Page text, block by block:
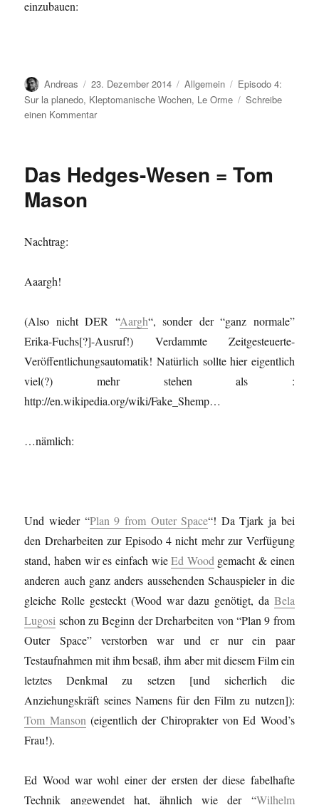
einzubauen:
Autor
Andreas
Veröffentlicht
am
23. Dezember 2014 Kategorien
Allgemein Schlagwörter
Episodo 4:
Sur la planedo, Kleptomanische Wochen, Le Orme
Schreibe
einen Kommentarzu
=
Le
Das Hedges-Wesen = Tom
Mason
Nachtrag:
Aaargh!
(Also nicht DER “Aargh“, sonder der “ganz normale”
Erika-Fuchs[?]-Ausruf!) Verdammte Zeitgesteuerte-
Veröffentlichungsautomatik! Natürlich sollte hier eigentlich
viel(?) mehr stehen als :
http://en.wikipedia.org/wiki/Fake_Shemp…
…nämlich:
Und wieder “Plan 9 from Outer Space“! Da Tjark ja bei
den Dreharbeiten zur Episodo 4 nicht mehr zur Verfügung
stand, haben wir es einfach wieEd Wood gemacht & einen
anderen auch ganz anders aussehenden Schauspieler in die
gleiche Rolle gesteckt (Wood war dazu genötigt, da Bela
Lugosi schon zu Beginn der Dreharbeiten von “Plan 9 from
Outer Space” verstorben war und er nur ein paar
Testaufnahmen mit ihm besaß, ihm aber mit diesem Film ein
letztes Denkmal zu setzen [und sicherlich die
Anziehungskräft seines Namens für den Film zu nutzen]):
Tom Manson (eigentlich der Chiroprakter von Ed Wood’s
Frau!).
Ed Wood war wohl einer der ersten der diese fabelhafte
Technik angewendet hat, ähnlich wie der “Wilhelm